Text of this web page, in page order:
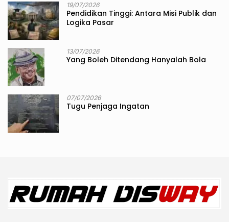
19/07/2026
Pendidikan Tinggi: Antara Misi Publik dan
Logika Pasar
13/07/2026
Yang Boleh Ditendang Hanyalah Bola
07/07/2026
Tugu Penjaga Ingatan